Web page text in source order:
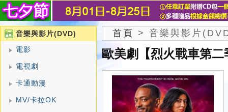
音樂與影片(DVD)
電影
電視劇
卡通動漫
MV/卡拉OK
首頁 > 音樂與影片
歐美劇【烈火戰車第